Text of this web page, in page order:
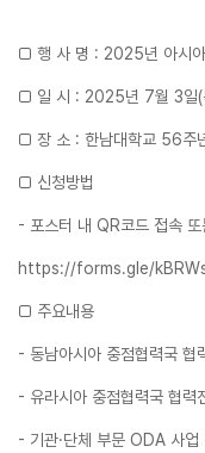
□ 행 사 명 : 2025년 아시아
□ 일 시 : 2025년 7월 3일
□ 장 소 : 한남대학교 56주
□ 신청방법
- 포스터 내 QR코드 접속
https://forms.gle/
□ 주요내용
- 동남아시아 중점협력국 협
- 유라시아 중점협력국 협력
- 기관·단체 부문 ODA 사업